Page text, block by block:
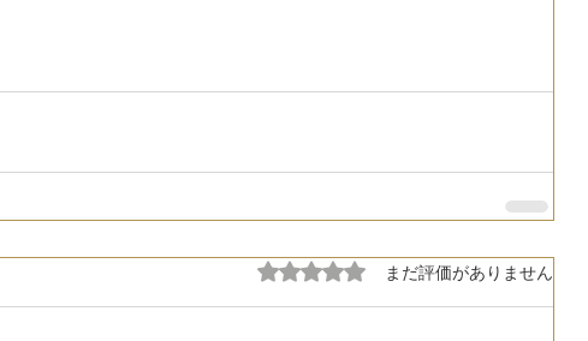
5つ星のうち0と評価されています。
まだ評価がありません